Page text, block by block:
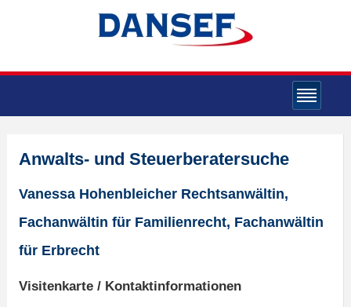
Anwalts- und Steuerberatersuche
Vanessa Hohenbleicher Rechtsanwältin,
Fachanwältin für Familienrecht, Fachanwältin
für Erbrecht
Visitenkarte / Kontaktinformationen